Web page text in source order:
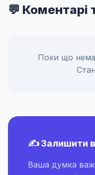
💬 Коментарі
Поки що
✍️ Залишити
Ваша думка